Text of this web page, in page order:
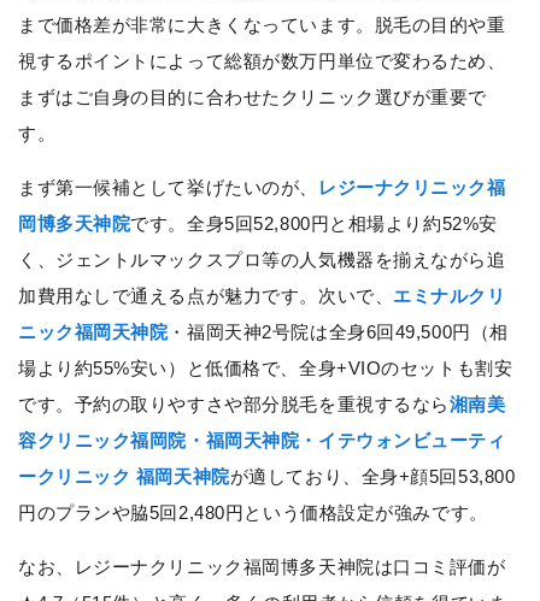
まで価格差が非常に大きくなっています。脱毛の目的や重
視するポイントによって総額が数万円単位で変わるため、
まずはご自身の目的に合わせたクリニック選びが重要で
す。
まず第一候補として挙げたいのが、
レジーナクリニック福
岡博多天神院です。全身5回52,800円と相場より約52%安
く、ジェントルマックスプロ等の人気機器を揃えながら追
加費用なしで通える点が魅力です。次いで、 エミナルクリ
ニック福岡天神院・福岡天神2号院は全身6回49,500円（相
場より約55%安い）と低価格で、全身+VIOのセットも割安
です。予約の取りやすさや部分脱毛を重視するなら湘南美
容クリニック福岡院・福岡天神院・イテウォンビューティ
ークリニック 福岡天神院が適しており、全身+顔5回53,800
円のプランや脇5回2,480円という価格設定が強みです。
なお、レジーナクリニック福岡博多天神院は口コミ評価が